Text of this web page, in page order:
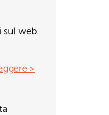
web.
>